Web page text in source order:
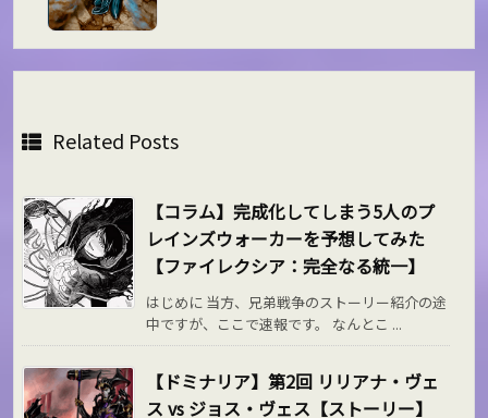
Related Posts
【コラム】完成化してしまう5人のプ
レインズウォーカーを予想してみた
【ファイレクシア：完全なる統一】
はじめに 当方、兄弟戦争のストーリー紹介の途
中ですが、ここで速報です。 なんとこ ...
【ドミナリア】第2回 リリアナ・ヴェ
ス vs ジョス・ヴェス【ストーリー】